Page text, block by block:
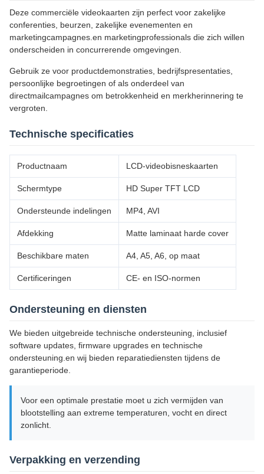
Deze commerciële videokaarten zijn perfect voor zakelijke
conferenties, beurzen, zakelijke evenementen en
marketingcampagnes.en marketingprofessionals die zich willen
onderscheiden in concurrerende omgevingen.
Gebruik ze voor productdemonstraties, bedrijfspresentaties,
persoonlijke begroetingen of als onderdeel van
directmailcampagnes om betrokkenheid en merkherinnering te
vergroten.
Technische specificaties
Productnaam LCD-videobisneskaarten
Schermtype HD Super TFT LCD
Ondersteunde indelingen MP4, AVI
Afdekking Matte laminaat harde cover
Beschikbare maten A4, A5, A6, op maat
Certificeringen CE- en ISO-normen
Ondersteuning en diensten
We bieden uitgebreide technische ondersteuning, inclusief
software updates, firmware upgrades en technische
ondersteuning.en wij bieden reparatiediensten tijdens de
garantieperiode.
Voor een optimale prestatie moet u zich vermijden van
blootstelling aan extreme temperaturen, vocht en direct
zonlicht.
Verpakking en verzending